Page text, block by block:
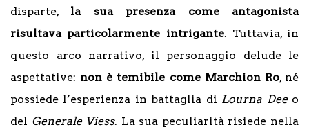
disparte, la sua presenza come antagonista
risultava particolarmente intrigante. Tuttavia, in
questo arco narrativo, il personaggio delude le
aspettative: non è temibile come Marchion Ro, né
possiede l’esperienza in battaglia di Lourna Dee o
del Generale Viess. La sua peculiarità risiede nella